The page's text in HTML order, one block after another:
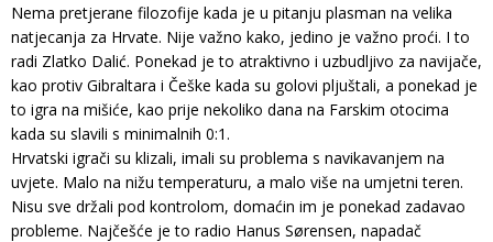
Nema pretjerane filozofije kada je u pitanju plasman na velika
natjecanja za Hrvate. Nije važno kako, jedino je važno proći. I to
radi Zlatko Dalić. Ponekad je to atraktivno i uzbudljivo za navijače,
kao protiv Gibraltara i Češke kada su golovi pljuštali, a ponekad je
to igra na mišiće, kao prije nekoliko dana na Farskim otocima
kada su slavili s minimalnih 0:1.
Hrvatski igrači su klizali, imali su problema s navikavanjem na
uvjete. Malo na nižu temperaturu, a malo više na umjetni teren.
Nisu sve držali pod kontrolom, domaćin im je ponekad zadavao
probleme. Najčešće je to radio Hanus Sørensen, napadač